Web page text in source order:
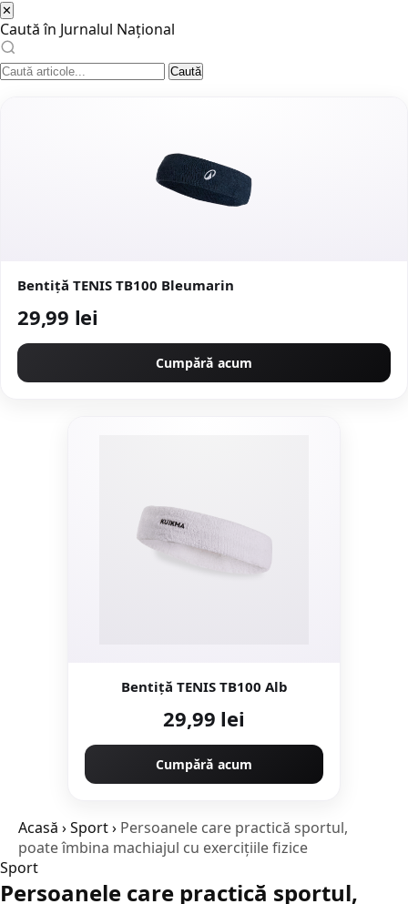
✕
Caută în Jurnalul Național
Caută
Bentiță TENIS TB100 Bleumarin
29,99 lei
Cumpără acum
Bentiță TENIS TB100 Alb
29,99 lei
Cumpără acum
Acasă ›Sport› Persoanele care practică sportul,
poate îmbina machiajul cu exerciţiile fizice
Sport
Persoanele care practică sportul,